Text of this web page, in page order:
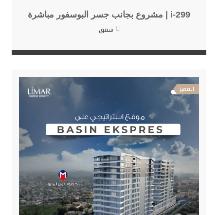
i-299 | مشروع بجانب جسر البوسفور مباشرة
شقق
المميز